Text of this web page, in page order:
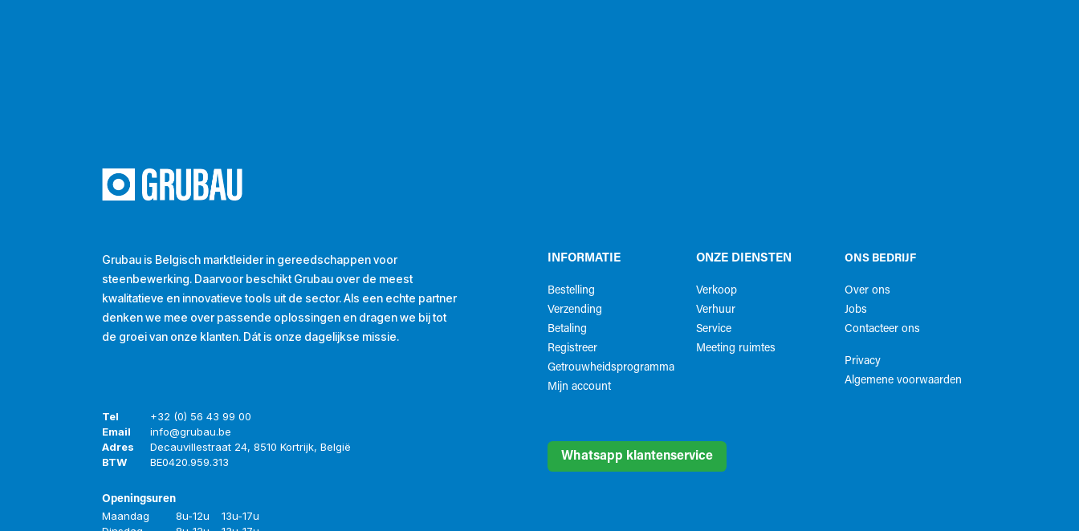
INFORMATIE
Bestelling
Verzending
Betaling
Registreer
Getrouwheidsprogramma
Mijn account
ONZE DIENSTEN
Verkoop
Verhuur
Service
Meeting ruimtes
ONS BEDRIJF
Over ons
Jobs
Contacteer ons
Privacy
Algemene voorwaarden​
Whatsapp klantenservice
Grubau is Belgisch marktleider in gereedschappen voor
steenbewerking. Daarvoor beschikt Grubau over de meest
kwalitatieve en innovatieve tools uit de sector. Als een echte partner
denken we mee over passende oplossingen en dragen we bij tot
de groei van onze klanten. Dát is onze dagelijkse missie.
Tel
+32 (0) 56 43 99 00
Email
info@grubau.be
Adres
Decauvillestraat 24, 8510 Kortrijk, België
BTW
BE0420.959.313
Openingsuren
Maandag 8u-12u
13u-17u